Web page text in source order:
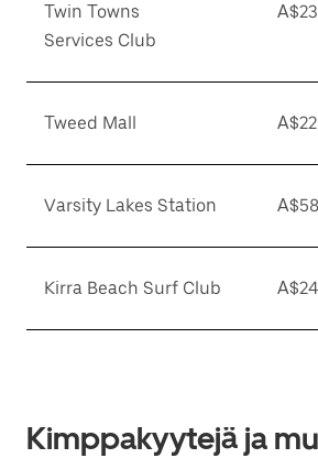
Twin Towns
Services Club
A$23
Tweed Mall A$22
Varsity Lakes Station A$58
Kirra Beach Surf Club A$24
Kimppakyytejä ja